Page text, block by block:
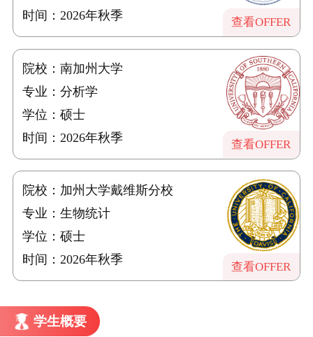
时间：2026年秋季
查看OFFER
院校：南加州大学
专业：分析学
学位：硕士
时间：2026年秋季
查看OFFER
院校：加州大学戴维斯分校
专业：生物统计
学位：硕士
时间：2026年秋季
查看OFFER
学生概要